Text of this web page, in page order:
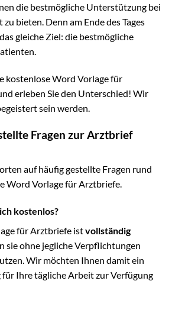
die bestmögliche Unterstützung bei
bieten. Denn am Ende des Tages
gleiche Ziel: die bestmögliche
kostenlose Word Vorlage für
erleben Sie den Unterschied! Wir
sein werden.
Fragen zur Arztbrief
auf häufig gestellte Fragen rund
Word Vorlage für Arztbriefe.
kostenlos?
für Arztbriefe istvollständig
sie ohne jegliche Verpflichtungen
Wir möchten Ihnen damit ein
Ihre tägliche Arbeit zur Verfügung